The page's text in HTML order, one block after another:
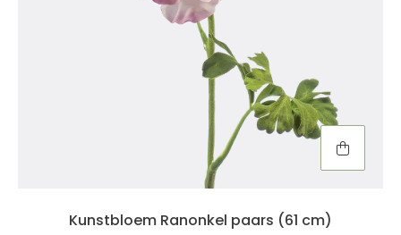
Kunstbloem Ranonkel paars (61 cm)